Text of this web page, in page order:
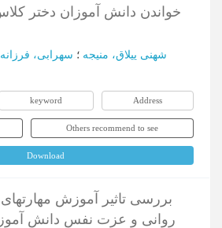
خواندن دانش آموزان دختر
شهنی ییلاق، منیجه ؛ سهرابی، فرزانه
keyword Address
Others recommend to see
Download
بررسی تاثیر آموزش
روانی و عزت نفس دانش